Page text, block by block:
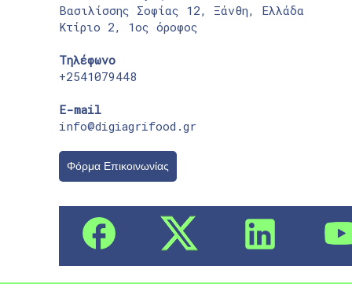
Βασιλίσσης Σοφίας 12, Ξάνθη, Ελλάδα
Κτίριο 2, 1ος όροφος
Τηλέφωνο
+2541079448
E-mail
info@digiagrifood.gr
Φόρμα Επικοινωνίας